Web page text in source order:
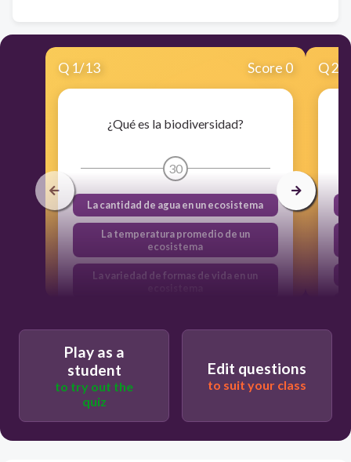
Q 1/13 Score 0
¿Qué es la biodiversidad?
30
La cantidad de agua en un ecosistema
La temperatura promedio de un
ecosistema
La variedad de formas de vida en un
Q2
Play as a
student
to try out the
quiz
Edit questions
to suit your class